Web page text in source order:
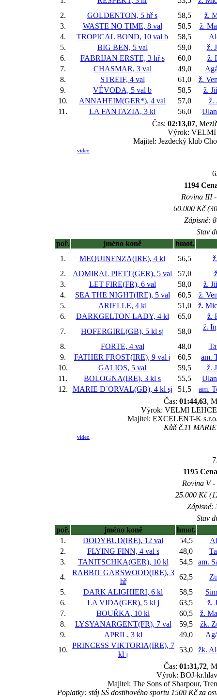
2.
GOLDENTON, 5 hřs 58,5
ž.
3.
WASTE NO TIME, 8 val 58,5
ž.
4.
TROPICAL BOND, 10 val b 58,5
5.
BIG BEN, 5 val 59,0
ž.
6.
FABRIJAN ERSTE, 3 hřs 60,0
ž.
7.
CHASMAR, 3 val 49,0
8.
STREIF, 4 val 61,0
ž.
9.
VÉVODA, 5 val b 58,5
ž.
10.
ANNAHEIM(GER*), 4 val 57,0
ž.
11.
LA FANTAZIA, 3 kl 56,0
Čas: 02:13,07,
Výrok: VELMI
Majitel: Jezdecký klub
video
1194
Rovina III
60.000 Kč
Zápisné:
Stav
poř.
jméno koně
hmot.
1.
MEQUINENZA(IRE), 4 kl 56,5
2.
ADMIRAL PIETT(GER), 5 val 57,0
3.
LET FIRE(FR), 6 val 58,0
ž.
4.
SEA THE NIGHT(IRE), 5 val 60,5
ž.
5.
ARIELLE, 4 kl 51,0
ž.
6.
DARKGELTON LADY, 4 kl 65,0
ž.
7.
HOFERGIRL(GB), 5 kl sj 58,0
ž.
8.
FORTE, 4 val 48,0
9.
FATHER FROST(IRE), 9 val j 60,5
am.
10.
GALIOS, 5 val 59,5
ž.
11.
BOLOGNA(IRE), 3 kl s 55,5
12.
MARIE D`ORVAL(GB), 4 kl sj 51,5
am.
Čas: 01:44,63,
Výrok: VELMI
Majitel: EXCELENT-K
Kůň č.11
video
1195
Rovina V
25.000 Kč
Zápisné:
Stav
poř.
jméno koně
hmot.
1.
DODYBUD(IRE), 12 val 54,5
2.
FLYING FINN, 4 val s 48,0
3.
TANITSCHKA(GER), 10 kl 54,5
am.
4.
RABBIT GARSWOOD(IRE), 3
hř
62,5
5.
DARK ALIGHIERI, 6 kl 58,5
6.
LA VIDA(GER), 5 kl j 63,5
ž.
7.
BOUŘKA, 10 kl 60,5
ž.
8.
LYSYANARGENT(FR), 7 val 59,5
žk.
9.
APRIL, 3 kl 49,0
10.
PRINCESS VIKTORIA(IRE), 7
kl j
53,0
žk.
Čas: 01:31,72,
Výrok: BOJ-
Majitel: The Sons of Sharpour,
Poplatky: stáj SŠ dostihového sportu 1500 Kč za